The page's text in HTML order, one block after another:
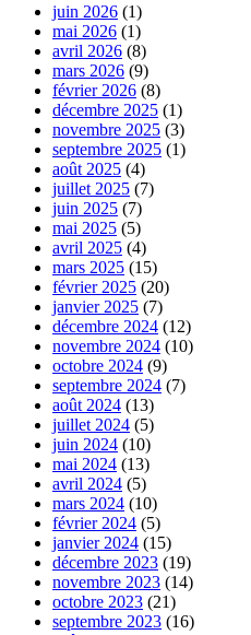
juin 2026 (1)
mai 2026 (1)
avril 2026 (8)
mars 2026 (9)
février 2026 (8)
décembre 2025 (1)
novembre 2025 (3)
septembre 2025 (1)
août 2025 (4)
juillet 2025 (7)
juin 2025 (7)
mai 2025 (5)
avril 2025 (4)
mars 2025 (15)
février 2025 (20)
janvier 2025 (7)
décembre 2024 (12)
novembre 2024 (10)
octobre 2024 (9)
septembre 2024 (7)
août 2024 (13)
juillet 2024 (5)
juin 2024 (10)
mai 2024 (13)
avril 2024 (5)
mars 2024 (10)
février 2024 (5)
janvier 2024 (15)
décembre 2023 (19)
novembre 2023 (14)
octobre 2023 (21)
septembre 2023 (16)